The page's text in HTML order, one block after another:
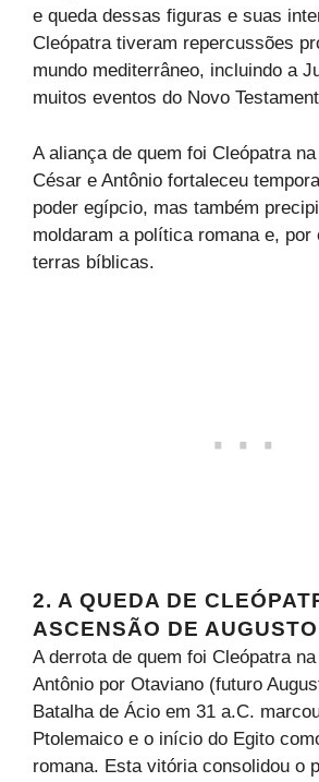
e queda dessas figuras e suas
Cleópatra tiveram repercussões
mundo mediterrâneo, incluindo a
muitos eventos do Novo
A aliança de quem foi Cleópatra
César e Antônio fortaleceu
poder egípcio, mas também
moldaram a política romana e, por
terras bíblicas.
2. A QUEDA DE
ASCENSÃO DE AUGUSTO
A derrota de quem foi Cleópatra
Antônio por Otaviano (futuro
Batalha de Ácio em 31 a.C.
Ptolemaico e o início do Egito
romana. Esta vitória consolidou o